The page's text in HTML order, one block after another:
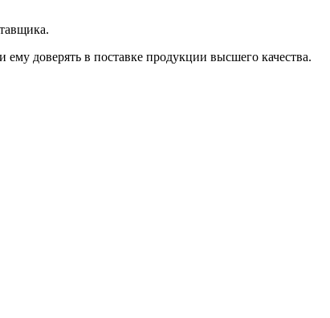
доверять в поставке продукции высшего качества.